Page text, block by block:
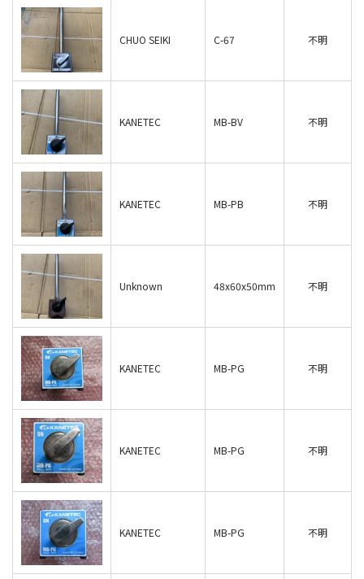
CHUO SEIKI C-67 不明
KANETEC MB-BV 不明
KANETEC MB-PB 不明
Unknown 48x60x50mm 不明
KANETEC MB-PG 不明
KANETEC MB-PG 不明
KANETEC MB-PG 不明